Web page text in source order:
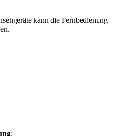
kann die Fernbedienung
: